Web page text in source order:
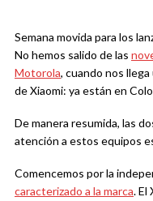
Semana movida para los
No hemos salido de las
Motorola, cuando nos
de Xiaomi: ya están en
De manera resumida, las
atención a estos equipos
Comencemos por la
caracterizado a la marca. El